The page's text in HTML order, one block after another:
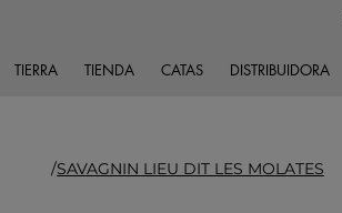
TIERRA TIENDA CATAS DISTRIBUIDORA
/SAVAGNIN LIEU DIT LES MOLATES